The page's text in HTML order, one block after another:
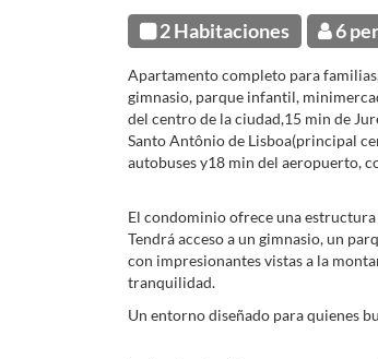
2 Habitaciones 6
Apartamento completo para
gimnasio, parque infantil,
del centro de la ciudad,15 min de
Santo Antônio de Lisboa(principal
autobuses y18 min del aeropuerto,
El condominio ofrece una estructura
Tendrá acceso a un gimnasio, un
con impresionantes vistas a la
tranquilidad.
Un entorno diseñado para quienes